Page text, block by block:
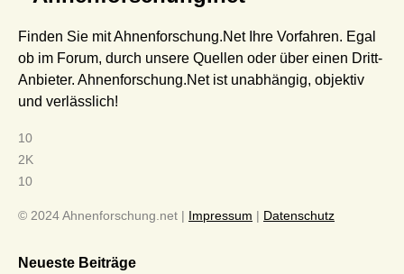
Finden Sie mit Ahnenforschung.Net Ihre Vorfahren. Egal
ob im Forum, durch unsere Quellen oder über einen Dritt-
Anbieter. Ahnenforschung.Net ist unabhängig, objektiv
und verlässlich!
10
2K
10
© 2024 Ahnenforschung.net | Impressum | Datenschutz
Neueste Beiträge